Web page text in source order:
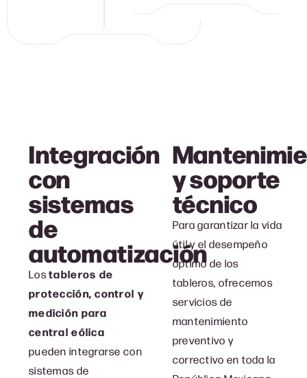
Integración
con
sistemas
de
automatización
Lostableros de
protección, control y
medición para
central eólica
pueden integrarse con
sistemas de
y soporte
técnico
Para garantizar la vida
útil y el desempeño
óptimo de los
tableros, ofrecemos
servicios de
mantenimiento
preventivo y
correctivo en toda la